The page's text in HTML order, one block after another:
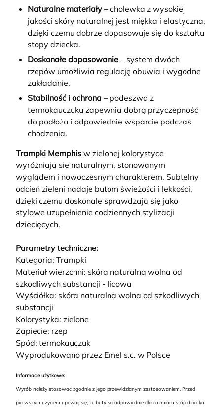
Naturalne materiały – cholewka z wysokiej
jakości skóry naturalnej jest miękka i elastyczna,
dzięki czemu dobrze dopasowuje się do kształtu
stopy dziecka.
Doskonałe dopasowanie – system dwóch
rzepów umożliwia regulację obuwia i wygodne
zakładanie.
Stabilność i ochrona – podeszwa z
termokauczuku zapewnia dobrą przyczepność
do podłoża i odpowiednie wsparcie podczas
chodzenia.
Trampki Memphis w zielonej kolorystyce
wyróżniają się naturalnym, stonowanym
wyglądem i nowoczesnym charakterem. Subtelny
odcień zieleni nadaje butom świeżości i lekkości,
dzięki czemu doskonale sprawdzają się jako
stylowe uzupełnienie codziennych stylizacji
dziecięcych.
Parametry techniczne:
Kategoria: Trampki
Materiał wierzchni: skóra naturalna wolna od
szkodliwych substancji - licowa
Wyściółka: skóra naturalna wolna od szkodliwych
substancji
Kolorystyka: zielone
Zapięcie: rzep
Spód: termokauczuk
Wyprodukowano przez Emel s.c. w Polsce
Informacje użytkowe:
Wyrób należy stosować zgodnie z jego przewidzianym zastosowaniem. Przed
pierwszym użyciem upewnij się, że buty są odpowiednie dla rozmiaru stóp dziecka.